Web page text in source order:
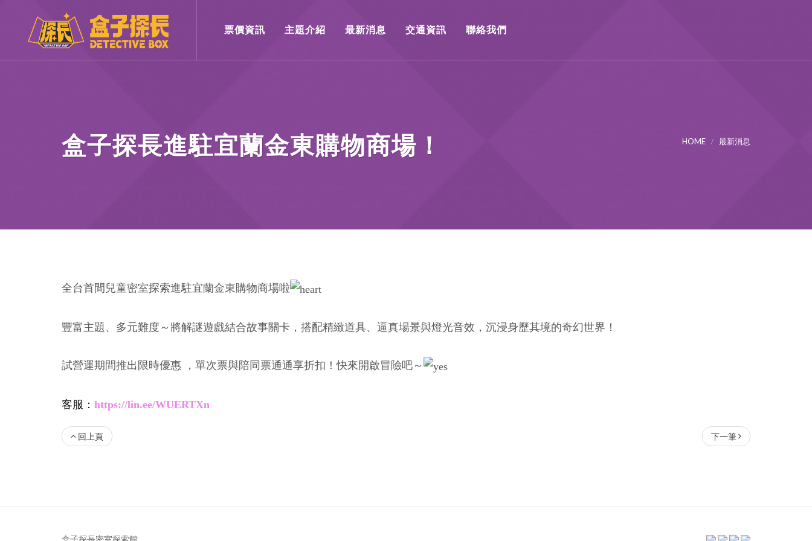
票價資訊 主題介紹 最新消息 交通資訊 聯絡我們
盒子探長進駐宜蘭金東購物商場！ HOME 最新消息
全台首間兒童密室探索進駐宜蘭金東購物商場啦
豐富主題、多元難度～將解謎遊戲結合故事關卡，搭配精緻道具、逼真場景與燈光音效，沉浸身歷其境的奇幻世界！​
試營運期間推出限時優惠 ，單次票與陪同票通通享折扣！快來開啟冒險吧～
客服： https://lin.ee/WUERTXn
回上頁 下一筆
盒子探長密室探索館